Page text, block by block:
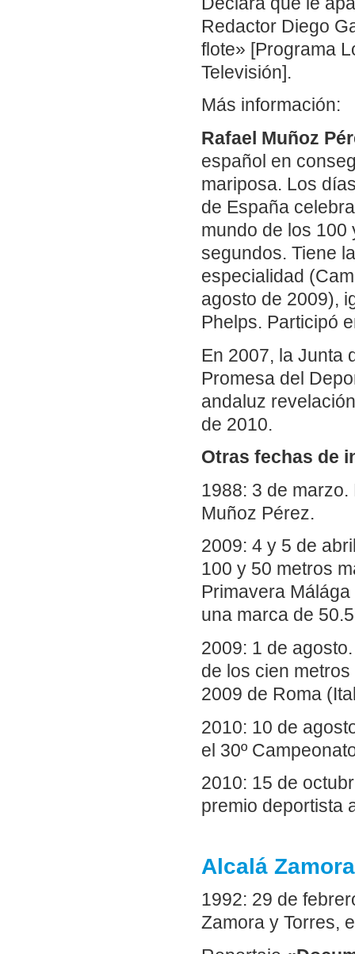
Redactor Diego
flote» [Programa
Televisión].
Más información:
Rafael Muñoz
español en
mariposa. Los
de España
mundo de los 100
segundos. Tiene
especialidad
agosto de 2009),
Phelps. Participó
En 2007, la Junta
Promesa del
andaluz
de 2010.
Otras fechas de
1988: 3 de
Muñoz Pérez.
2009: 4 y 5 de
100 y 50 metros
Primavera
una marca de
2009: 1 de
de los cien
2009 de Roma
2010: 10 de
el 30º
2010: 15 de
premio deportista
Alcalá
1992: 29 de
Zamora y Torres,